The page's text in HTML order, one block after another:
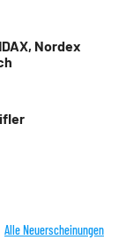
Nordex
Alle Neuerscheinungen